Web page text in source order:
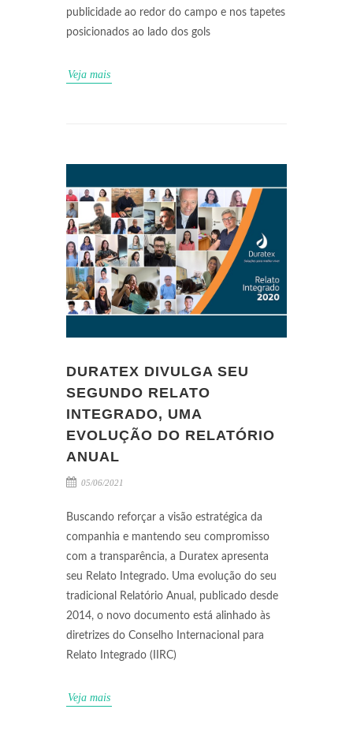
publicidade ao redor do campo e nos tapetes
posicionados ao lado dos gols
Veja mais
DURATEX DIVULGA SEU
SEGUNDO RELATO
INTEGRADO, UMA
EVOLUÇÃO DO RELATÓRIO
ANUAL
05/06/2021
Buscando reforçar a visão estratégica da
companhia e mantendo seu compromisso
com a transparência, a Duratex apresenta
seu Relato Integrado. Uma evolução do seu
tradicional Relatório Anual, publicado desde
2014, o novo documento está alinhado às
diretrizes do Conselho Internacional para
Relato Integrado (IIRC)
Veja mais